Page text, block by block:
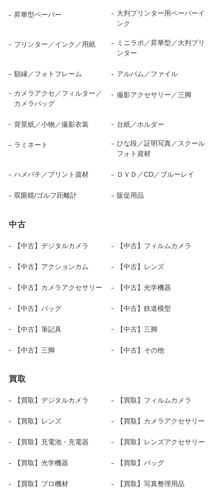
昇華型ペーパー
大判プリンター用ペーパーイ
ンク
プリンター／インク／用紙
ミニラボ／昇華型／大判プリ
ンター
額縁／フォトフレーム アルバム／ファイル
カメラアクセ／フィルター／
カメラバッグ
撮影アクセサリー／三脚
背景紙／小物／撮影衣装 台紙／ホルダー
ラミネート
ひな段／証明写真／スクール
フォト資材
ハメパチ／プリント資材 ＤＶＤ／CD／ブルーレイ
双眼鏡/ゴルフ距離計 販促用品
中古
【中古】デジタルカメラ 【中古】フィルムカメラ
【中古】アクションカム 【中古】レンズ
【中古】カメラアクセサリー 【中古】光学機器
【中古】バッグ 【中古】鉄道模型
【中古】筆記具 【中古】三脚
【中古】三脚 【中古】その他
買取
【買取】デジタルカメラ 【買取】フィルムカメラ
【買取】レンズ 【買取】カメラアクセサリー
【買取】充電池・充電器 【買取】レンズアクセサリー
【買取】光学機器 【買取】バッグ
【買取】プロ機材 【買取】写真整理用品